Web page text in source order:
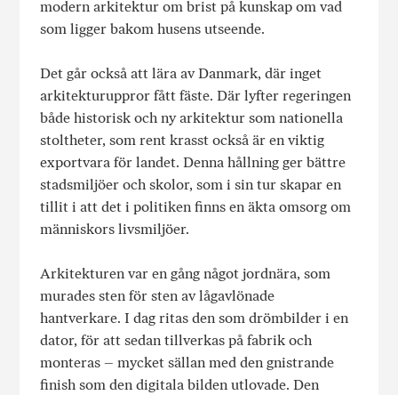
modern arkitektur om brist på kunskap om vad
som ligger bakom husens utseende.
Det går också att lära av Danmark, där inget
arkitekturuppror fått fäste. Där lyfter regeringen
både historisk och ny arkitektur som nationella
stoltheter, som rent krasst också är en viktig
exportvara för landet. Denna hållning ger bättre
stadsmiljöer och skolor, som i sin tur skapar en
tillit i att det i politiken finns en äkta omsorg om
människors livsmiljöer.
Arkitekturen var en gång något jordnära, som
murades sten för sten av lågavlönade
hantverkare. I dag ritas den som drömbilder i en
dator, för att sedan tillverkas på fabrik och
monteras – mycket sällan med den gnistrande
finish som den digitala bilden utlovade. Den